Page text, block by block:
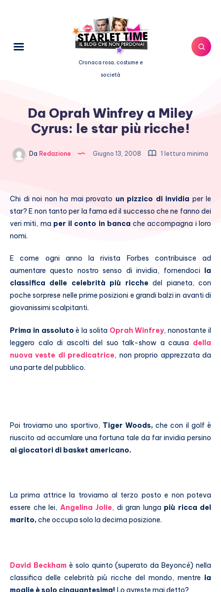
Cronaca rosa, costume e
società
Da Oprah Winfrey a Miley
Cyrus: le star più ricche!
Da Redazione Giugno 13, 2008 1 lettura minima
Chi di noi non ha mai provato un pizzico di invidia per le
star? E non tanto per la fama ed il successo che ne fanno dei
veri miti, ma per il conto in banca che accompagna i loro
nomi.
E come ogni anno la rivista Forbes contribuisce ad
aumentare questo nostro senso di invidia, fornendoci
la
classifica delle celebrità più ricchedel pianeta, con
poche sorprese nelle prime posizioni e grandi balzi in avanti di
giovanissimi scalpitanti.
Prima in assoluto è la solita Oprah Winfrey, nonostante il
leggero calo di ascolti del suo talk-show a causa della
nuova veste di predicatrice, non proprio apprezzata da
una parte del pubblico.
Poi troviamo uno sportivo, Tiger Woods, che con il golf è
riuscito ad accumlare una fortuna tale da far invidia persino
ai giocatori di basket americano.
La prima attrice la troviamo al terzo posto e non poteva
essere che lei, Angelina Jolie, di gran lunga più ricca del
marito,che occupa solo la decima posizione.
David Beckhamè solo quinto (superato da Beyoncé) nella
classifica delle celebrità più ricche del mondo, mentre la
moglie è solo cinquantesima! Lo avreste mai detto?